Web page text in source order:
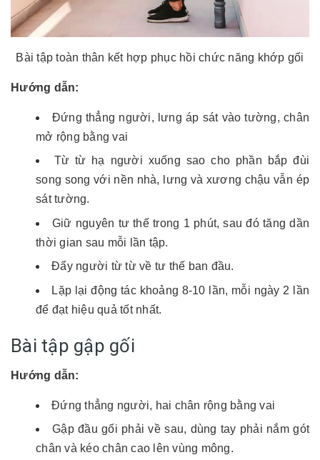
Bài tập toàn thân kết hợp phục hồi chức năng khớp gối
Hướng dẫn:
Đứng thẳng người, lưng áp sát vào tường, chân
mở rộng bằng vai
Từ từ hạ người xuống sao cho phần bắp đùi
song song với nền nhà, lưng và xương chậu vẫn ép
sát tường.
Giữ nguyên tư thế trong 1 phút, sau đó tăng dần
thời gian sau mỗi lần tập.
Đẩy người từ từ về tư thế ban đầu.
Lặp lại động tác khoảng 8-10 lần, mỗi ngày 2 lần
để đạt hiệu quả tốt nhất.
Bài tập gập gối
Hướng dẫn:
Đứng thẳng người, hai chân rộng bằng vai
Gập đầu gối phải về sau, dùng tay phải nắm gót
chân và kéo chân cao lên vùng mông.